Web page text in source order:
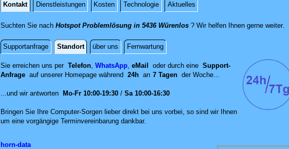
Kontakt Dienstleistungen Kosten Technologie Aktuelles
Kontakt
Suchten Sie nach Hotspot Problemlösung in 5436 Würenlos? Wir helfen Ihnen gerne weiter.
Supportanfrage Standort über uns Fernwartung
Standort
Sie erreichen uns per Telefon, WhatsApp, eMail oder durch eine Support-
Anfrage auf unserer Homepage während 24h an 7 Tagen der Woche...
...und wir antworten Mo-Fr 10:00-19:30/ Sa 10:00-16:30
Bringen Sie Ihre Computer-Sorgen lieber direkt bei uns vorbei, so sind wir Ih‍nen
um eine vorgängige Terminvereinbarung dankbar.
horn-data